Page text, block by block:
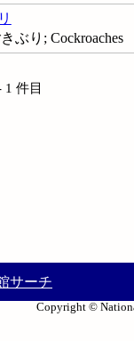
ぶり; Cockroaches
1 件目
サーチ
Copyright ©